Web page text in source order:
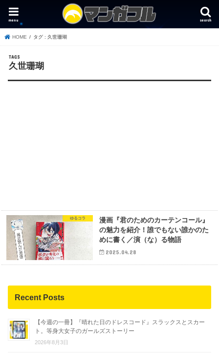
search
menu
HOME タグ : 久世珊瑚
久世珊瑚
ゆるコラ
漫画『君のためのカーテンコール』
の魅力を紹介！誰でもない誰かのた
めに書く／演（な）る物語
2025.04.28
Recent Posts
【今週の一冊】『晴れた日のドレスコード』スラックスとスカー
ト。等身大女子のガールズストーリー
2026年8月3日